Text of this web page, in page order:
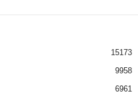
15173
9958
6961